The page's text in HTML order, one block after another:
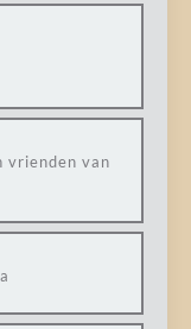
vrienden van